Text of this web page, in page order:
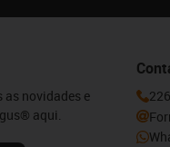
as novidades e
aqui.